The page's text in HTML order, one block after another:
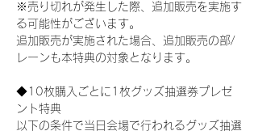
※売り切れが発生した際、追加販売を実施す
る可能性がございます。
追加販売が実施された場合、追加販売の部/
レーンも本特典の対象となります。
◆10枚購入ごとに1枚グッズ抽選券プレゼ
ント特典
以下の条件で当日会場で行われるグッズ抽選